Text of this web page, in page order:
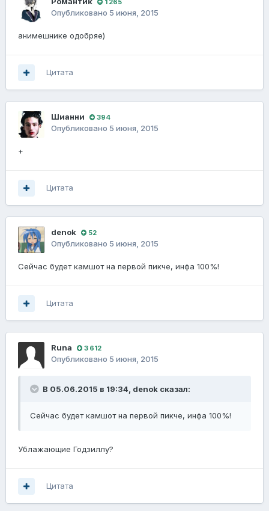
Опубликовано 5 июня, 2015
анимешнике одобряе)
Цитата
Шианни 394
Опубликовано 5 июня, 2015
+
Цитата
denok 52
Опубликовано 5 июня, 2015
Сейчас будет камшот на первой пикче, инфа 100%!
Цитата
Runа 3 612
Опубликовано 5 июня, 2015
В 05.06.2015 в 19:34, denok сказал:
Сейчас будет камшот на первой пикче, инфа 100%!
Ублажающие Годзиллу?
Цитата